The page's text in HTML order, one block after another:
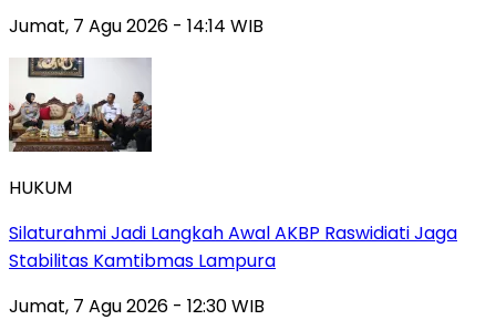
Jumat, 7 Agu 2026 - 14:14 WIB
HUKUM
Silaturahmi Jadi Langkah Awal AKBP Raswidiati Jaga
Stabilitas Kamtibmas Lampura
Jumat, 7 Agu 2026 - 12:30 WIB